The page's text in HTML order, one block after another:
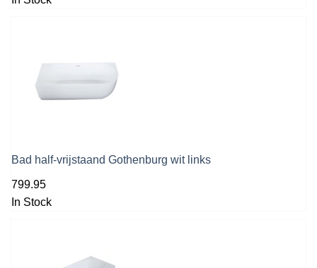
Bad half-vrijstaand Gothenburg wit links
799.95
In Stock